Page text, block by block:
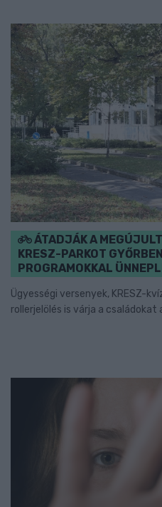
ÁTADJÁK A
KRESZ-PARKOT
PROGRAMOKKAL
Ügyességi versenyek, KRESZ-
rollerjelölés is várja a